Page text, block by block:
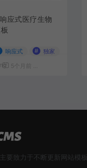
应式医疗生物
响应式 #
独家
5个月前
要致力于不断更新网站模